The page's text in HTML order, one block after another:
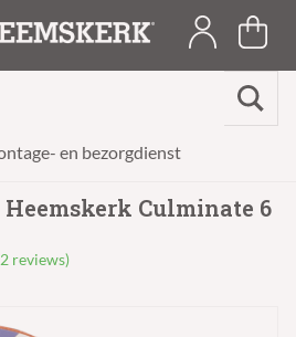
en bezorgdienst
Culminate 6
reviews)